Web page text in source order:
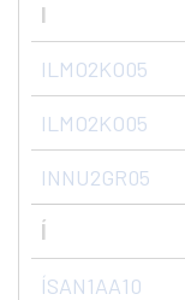
I
ILMO2KO05
ILMO2KO05
INNU2GR05
Í
ÍSAN1AA10